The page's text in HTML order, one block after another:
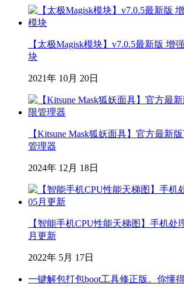
【太极Magisk模块】v7.0.5最新版 增
块
2021年 10月 20日
【Kitsune Mask狐妖面具】官方最新
管理器
2024年 12月 18日
【智能手机CPU性能天梯图】手机处
月更新
2022年 5月 17日
一键解包打包boot工具修正版。你懂得